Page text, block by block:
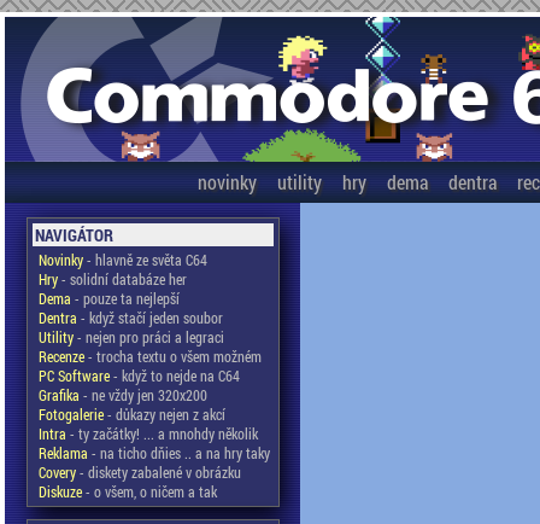
novinky utility hry dema dentra
NAVIGÁTOR
Novinky- hlavně ze světa C64
Hry- solidní databáze her
Dema - pouze ta nejlepší
Dentra - když stačí jeden soubor
Utility- nejen pro práci a legraci
Recenze- trocha textu o všem možném
PC Software- když to nejde na C64
Grafika - ne vždy jen 320x200
Fotogalerie- důkazy nejen z akcí
Intra - ty začátky! ... a mnohdy několik
Reklama - na ticho dňies .. a na hry taky
Covery- diskety zabalené v obrázku
Diskuze- o všem, o ničem a tak